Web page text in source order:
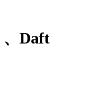
、Daft